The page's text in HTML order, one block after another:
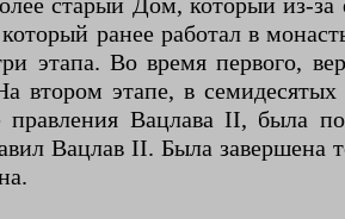
ранее работал в
этапа. Во время первого,
этапе, в семидесятых
Вацлава II, была
Вацлав II. Была завершена